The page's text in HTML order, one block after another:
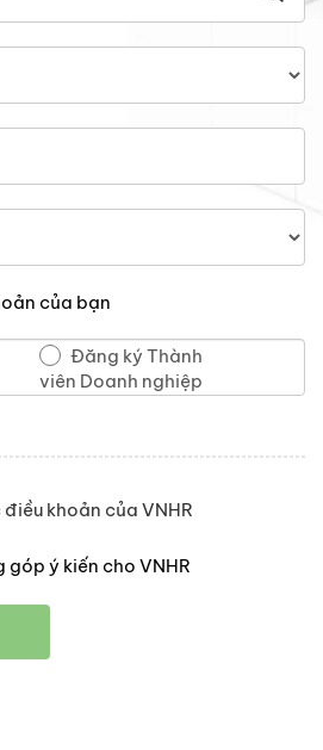
của bạn
Đăng ký Thành
viên Doanh nghiệp
khoản của VNHR
ý kiến cho VNHR